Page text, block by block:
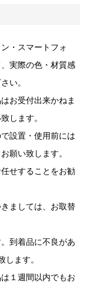
・スマートフォ
実際の色・材質感
い。
お受付出来かねま
します。
設置・使用前には
願い致します。
せすることをお勧
ましては、お取替
到着品に不良があ
します。
１週間以内でもお